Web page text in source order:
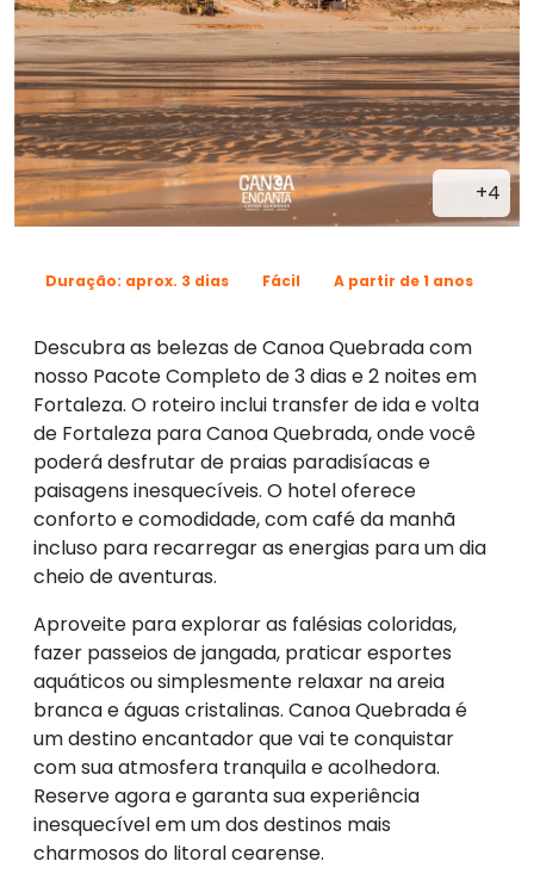
+4
Duração: aprox. 3 dias Fácil A partir de 1 anos
Descubra as belezas de Canoa Quebrada com
nosso Pacote Completo de 3 dias e 2 noites em
Fortaleza. O roteiro inclui transfer de ida e volta
de Fortaleza para Canoa Quebrada, onde você
poderá desfrutar de praias paradisíacas e
paisagens inesquecíveis. O hotel oferece
conforto e comodidade, com café da manhã
incluso para recarregar as energias para um dia
cheio de aventuras.
Aproveite para explorar as falésias coloridas,
fazer passeios de jangada, praticar esportes
aquáticos ou simplesmente relaxar na areia
branca e águas cristalinas. Canoa Quebrada é
um destino encantador que vai te conquistar
com sua atmosfera tranquila e acolhedora.
Reserve agora e garanta sua experiência
inesquecível em um dos destinos mais
charmosos do litoral cearense.